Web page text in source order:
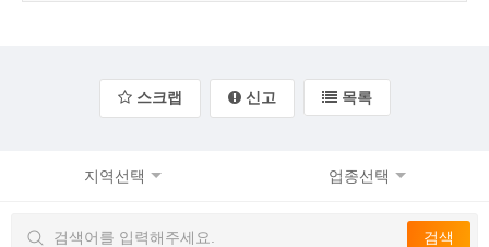
스크랩 신고 목록
지역선택 업종선택